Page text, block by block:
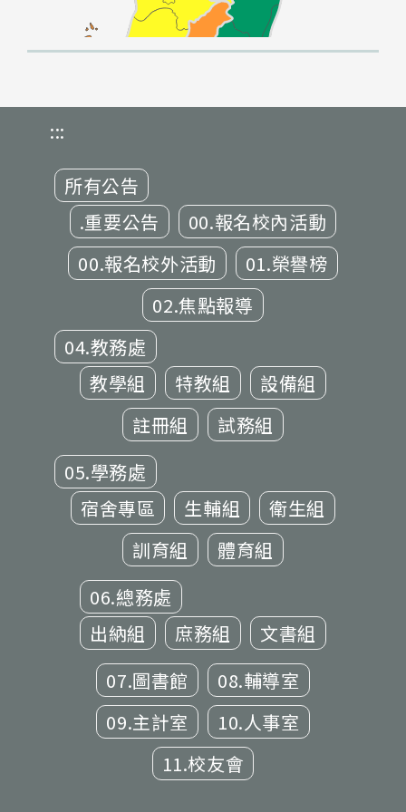
:::
所有公告
.重要公告
00.報名校內活動
00.報名校外活動
01.榮譽榜
02.焦點報導
04.教務處
教學組
特教組
設備組
註冊組
試務組
05.學務處
宿舍專區
生輔組
衛生組
訓育組
體育組
06.總務處
出納組
庶務組
文書組
07.圖書館
08.輔導室
09.主計室
10.人事室
11.校友會